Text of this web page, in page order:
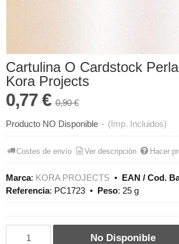
Cartulina O Cardstock
Kora Projects
0,77 € 0,90 €
Producto NO Disponible - (Imp. Incluidos)
Costes de envío Ver descripción Hacer
Marca: KORA PROJECTS • EAN / Cod.
Referencia: PC1723 • Peso: 25 g
No Disponible